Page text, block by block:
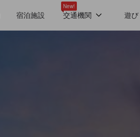
宿泊施設
New!
交通機関 遊